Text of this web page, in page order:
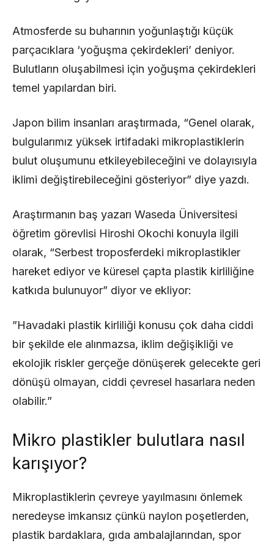
Atmosferde su buharının yoğunlaştığı küçük
parçacıklara ‘yoğuşma çekirdekleri’ deniyor.
Bulutların oluşabilmesi için yoğuşma çekirdekleri
temel yapılardan biri.
Japon bilim insanları araştırmada, “Genel olarak,
bulgularımız yüksek irtifadaki mikroplastiklerin
bulut oluşumunu etkileyebileceğini ve dolayısıyla
iklimi değiştirebileceğini gösteriyor” diye yazdı.
Araştırmanın baş yazarı Waseda Üniversitesi
öğretim görevlisi Hiroshi Okochi konuyla ilgili
olarak, “Serbest troposferdeki mikroplastikler
hareket ediyor ve küresel çapta plastik kirliliğine
katkıda bulunuyor” diyor ve ekliyor:
”Havadaki plastik kirliliği konusu çok daha ciddi
bir şekilde ele alınmazsa, iklim değişikliği ve
ekolojik riskler gerçeğe dönüşerek gelecekte geri
dönüşü olmayan, ciddi çevresel hasarlara neden
olabilir.”
Mikro plastikler bulutlara nasıl
karışıyor?
Mikroplastiklerin çevreye yayılmasını önlemek
neredeyse imkansız çünkü naylon poşetlerden,
plastik bardaklara, gıda ambalajlarından, spor